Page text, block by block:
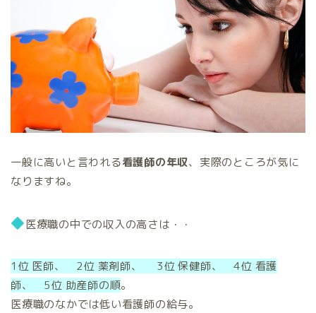
一般に高いと言われる看護師の年収、実際のところが気に
なりますね。
◆医療職の中での収入の高さは・・
1位 医師、 2位 薬剤師、 3位 保健師、 4位 看護
師、 5位 助産師の順。
医療職のなかでは低い看護師の給与。